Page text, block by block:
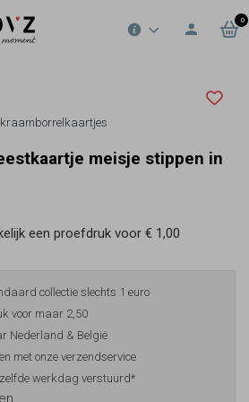
0
kraamborrelkaartjes
meisje stippen in
een proefdruk voor € 1,00
collectie slechts 1 euro
voor maar 2,50
Nederland & België
met onze verzendservice
werkdag verstuurd*